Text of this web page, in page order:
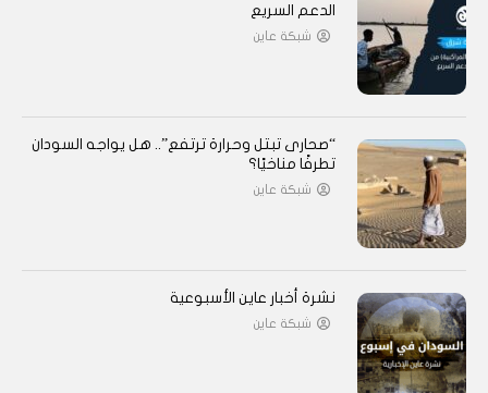
الدعم السريع
شبكة عاين
“صحارى تبتل وحرارة ترتفع”.. هل يواجه السودان
تطرفًا مناخيًا؟
شبكة عاين
نشرة أخبار عاين الأسبوعية
شبكة عاين